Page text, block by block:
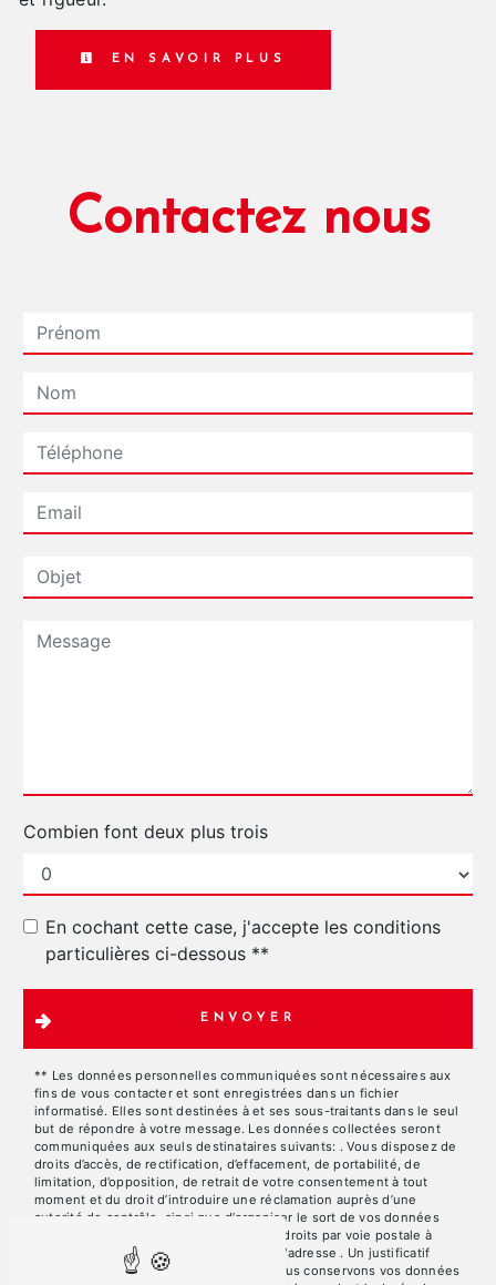
EN SAVOIR PLUS
Contactez nous
Combien font deux plus trois
En cochant cette case, j'accepte les conditions
particulières ci-dessous **
ENVOYER
** Les données personnelles communiquées sont nécessaires aux
fins de vous contacter et sont enregistrées dans un fichier
informatisé. Elles sont destinées à et ses sous-traitants dans le seul
but de répondre à votre message. Les données collectées seront
communiquées aux seuls destinataires suivants: . Vous disposez de
droits d’accès, de rectification, d’effacement, de portabilité, de
limitation, d’opposition, de retrait de votre consentement à tout
moment et du droit d’introduire une réclamation auprès d’une
autorité de contrôle, ainsi que d’organiser le sort de vos données
post-mortem. Vous pouvez exercer ces droits par voie postale à
l'adresse ou par courrier électronique à l'adresse . Un justificatif
d'identité pourra vous être demandé. Nous conservons vos données